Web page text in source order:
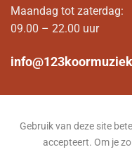
Maandag tot zaterdag:
09.00 – 22.00 uur
Gebruik van deze site
accepteert. Om je